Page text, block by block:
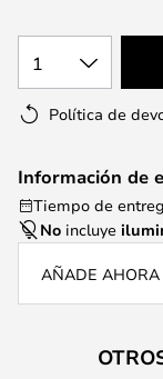
1
Política de
Información de
Tiempo de
No incluye
AÑADE